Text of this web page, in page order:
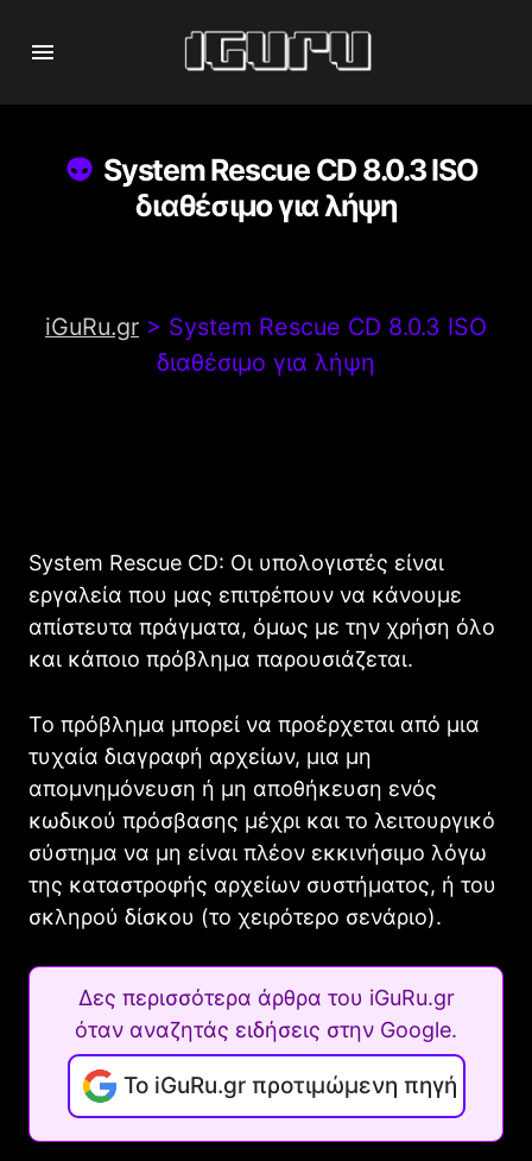
System Rescue CD 8.0.3 ISO
διαθέσιμο για λήψη
iGuRu.gr > System Rescue CD 8.0.3 ISO
διαθέσιμο για λήψη
System Rescue CD: Οι υπολογιστές είναι
εργαλεία που μας επιτρέπουν να κάνουμε
απίστευτα πράγματα, όμως με την χρήση όλο
και κάποιο πρόβλημα παρουσιάζεται.
Το πρόβλημα μπορεί να προέρχεται από μια
τυχαία διαγραφή αρχείων, μια μη
απομνημόνευση ή μη αποθήκευση ενός
κωδικού πρόσβασης μέχρι και το λειτουργικό
σύστημα να μη είναι πλέον εκκινήσιμο λόγω
της καταστροφής αρχείων συστήματος, ή του
σκληρού δίσκου (το χειρότερο σενάριο).
Δες περισσότερα άρθρα του iGuRu.gr
όταν αναζητάς ειδήσεις στην Google.
Το iGuRu.gr προτιμώμενη πηγή